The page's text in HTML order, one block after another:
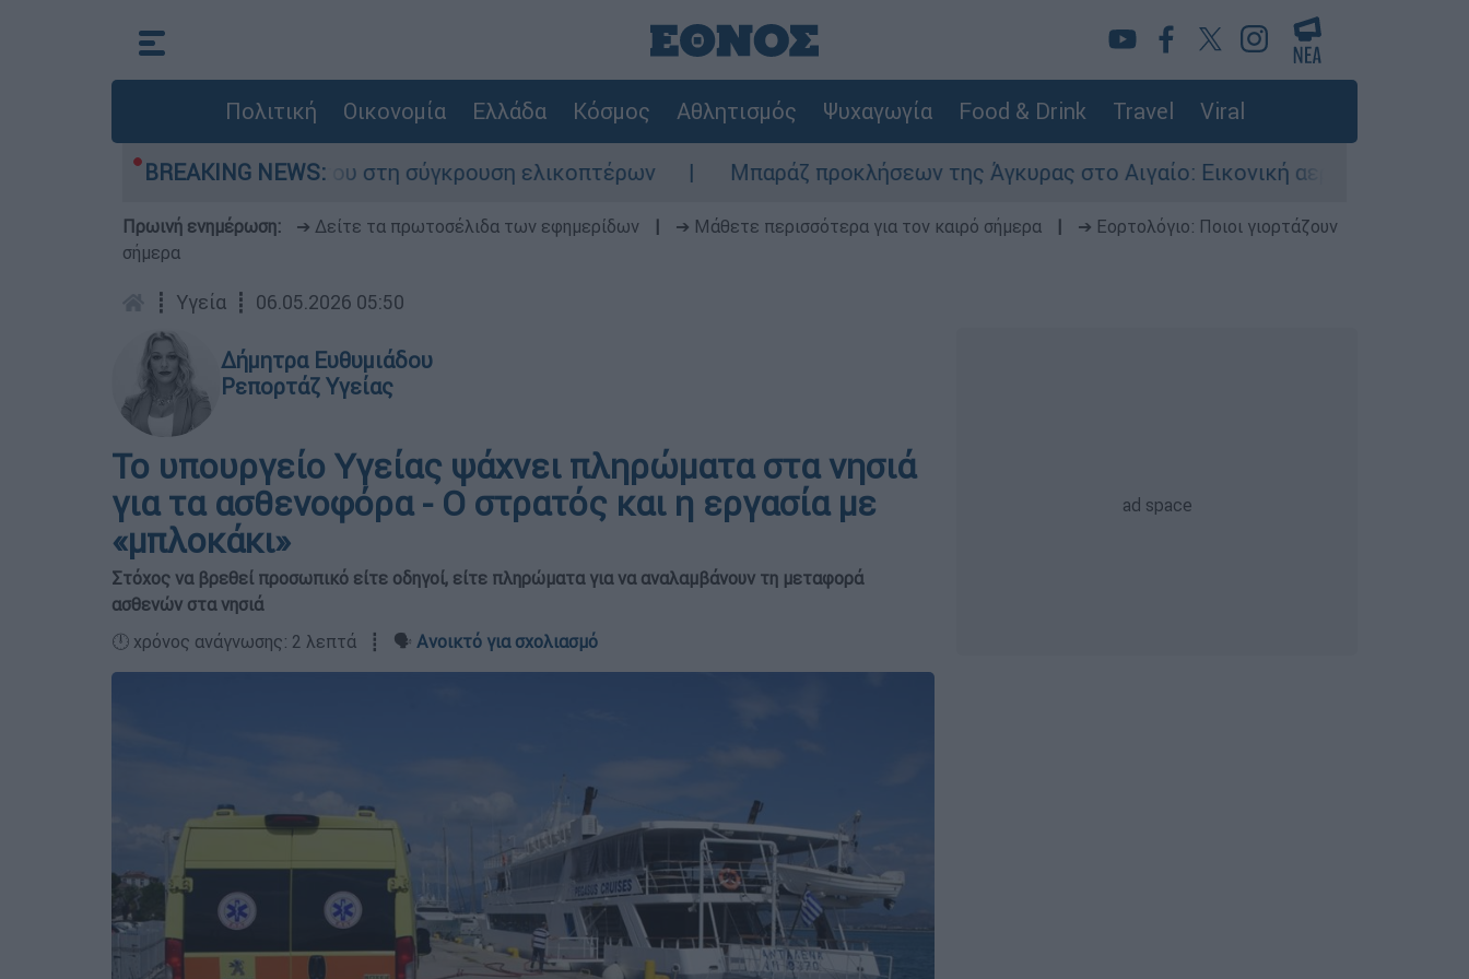
Πολιτική Οικονομία Ελλάδα Κόσμος Αθλητισμός Ψυχαγωγία Food & Drink Travel Viral
BREAKING NEWS:
που έχασε τη ζωή του στη σύγκρουση ελικοπτέρων Μπαράζ προκλήσεων της Άγκυρας στο Αιγαίο: Εικονική αερομαχία ανάμεσα σε
Πρωινή ενημέρωση: ➔ Δείτε τα πρωτοσέλιδα των εφημερίδων ➔ Μάθετε περισσότερα για τον καιρό σήμερα
➔ Εορτολόγιο: Ποιοι γιορτάζουν
σήμερα
┋ Υγεία ┋ 06.05.2026 05:50
Δήμητρα Ευθυμιάδου
Ρεπορτάζ Υγείας
Το υπουργείο Υγείας ψάχνει πληρώματα στα νησιά
για τα ασθενοφόρα - Ο στρατός και η εργασία με
«μπλοκάκι»
Στόχος να βρεθεί προσωπικό είτε οδηγοί, είτε πληρώματα για να αναλαμβάνουν τη μεταφορά
ασθενών στα νησιά
🕛 χρόνος ανάγνωσης: 2 λεπτά ┋ 🗣️ Ανοικτό για σχολιασμό